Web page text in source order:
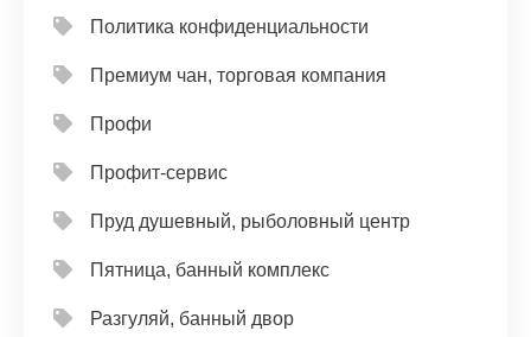
Политика конфиденциальности
Премиум чан, торговая компания
Профи
Профит-сервис
Пруд душевный, рыболовный центр
Пятница, банный комплекс
Разгуляй, банный двор